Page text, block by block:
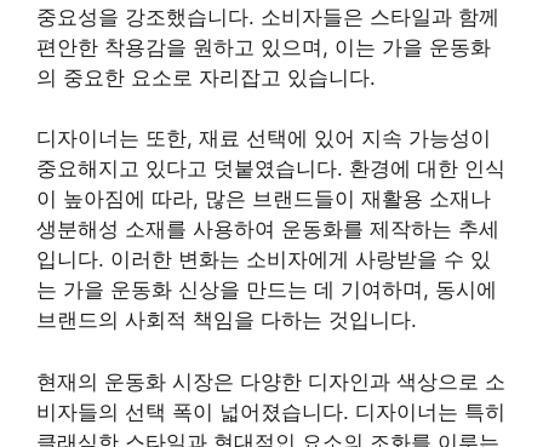
중요성을 강조했습니다. 소비자들은 스타일과 함께
편안한 착용감을 원하고 있으며, 이는 가을 운동화
의 중요한 요소로 자리잡고 있습니다.
디자이너는 또한, 재료 선택에 있어 지속 가능성이
중요해지고 있다고 덧붙였습니다. 환경에 대한 인식
이 높아짐에 따라, 많은 브랜드들이 재활용 소재나
생분해성 소재를 사용하여 운동화를 제작하는 추세
입니다. 이러한 변화는 소비자에게 사랑받을 수 있
는 가을 운동화 신상을 만드는 데 기여하며, 동시에
브랜드의 사회적 책임을 다하는 것입니다.
현재의 운동화 시장은 다양한 디자인과 색상으로 소
비자들의 선택 폭이 넓어졌습니다. 디자이너는 특히
클래식한 스타일과 현대적인 요소의 조화를 이루는